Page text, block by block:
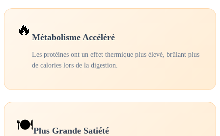
🔥 Métabolisme Accéléré
Les protéines ont un effet thermique plus élevé, brûlant plus
de calories lors de la digestion.
🍽️Plus Grande Satiété